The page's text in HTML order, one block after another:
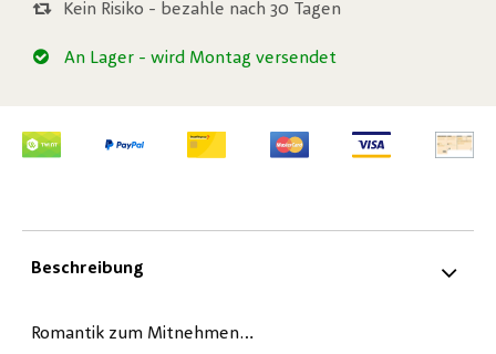
Kein Risiko - bezahle nach 30 Tagen
An Lager - wird Montag versendet
Beschreibung
Romantik zum Mitnehmen…